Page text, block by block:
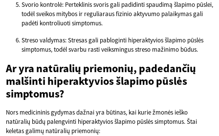
Svorio kontrolė: Perteklinis svoris gali padidinti spaudimą šlapimo pūslei,
todėl sveikos mitybos ir reguliaraus fizinio aktyvumo palaikymas gali
padėti kontroliuoti simptomus.
Streso valdymas: Stresas gali pabloginti hiperaktyvios šlapimo pūslės
simptomus, todėl svarbu rasti veiksmingus streso mažinimo būdus.
Ar yra natūralių priemonių, padedančių
malšinti hiperaktyvios šlapimo pūslės
simptomus?
Nors medicininis gydymas dažnai yra būtinas, kai kurie žmonės ieško
natūralių būdų palengvinti hiperaktyvios šlapimo pūslės simptomus. Štai
keletas galimų natūralių priemonių: